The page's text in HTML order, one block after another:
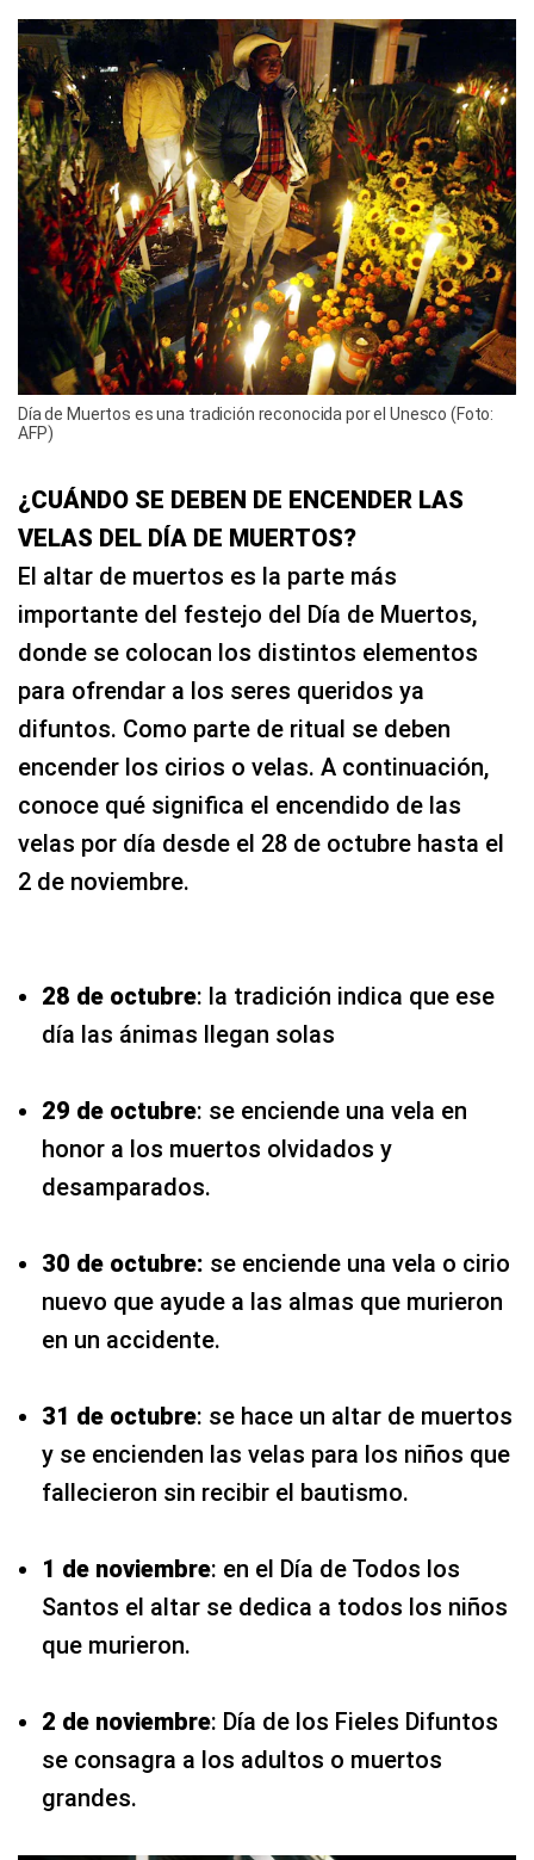
Día de Muertos es una tradición reconocida por el Unesco (Foto:
AFP)
¿CUÁNDO SE DEBEN DE ENCENDER LAS
VELAS DEL DÍA DE MUERTOS?
El altar de muertos es la parte más
importante del festejo del Día de Muertos,
donde se colocan los distintos elementos
para ofrendar a los seres queridos ya
difuntos. Como parte de ritual se deben
encender los cirios o velas. A continuación,
conoce qué significa el encendido de las
velas por día desde el 28 de octubre hasta el
2 de noviembre.
28 de octubre: la tradición indica que ese
día las ánimas llegan solas
29 de octubre: se enciende una vela en
honor a los muertos olvidados y
desamparados.
30 de octubre: se enciende una vela o cirio
nuevo que ayude a las almas que murieron
en un accidente.
31 de octubre: se hace un altar de muertos
y se encienden las velas para los niños que
fallecieron sin recibir el bautismo.
1 de noviembre: en el Día de Todos los
Santos el altar se dedica a todos los niños
que murieron.
2 de noviembre: Día de los Fieles Difuntos
se consagra a los adultos o muertos
grandes.